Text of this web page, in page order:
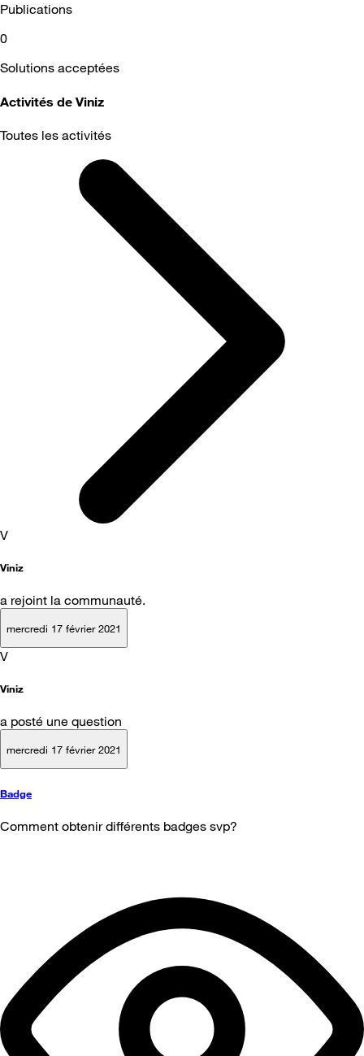
Publications
0
Solutions acceptées
Activités de Viniz
Toutes les activités
V
Viniz
a rejoint la communauté.
mercredi 17 février 2021
V
Viniz
a posté une question
mercredi 17 février 2021
Badge
Comment obtenir différents badges svp?